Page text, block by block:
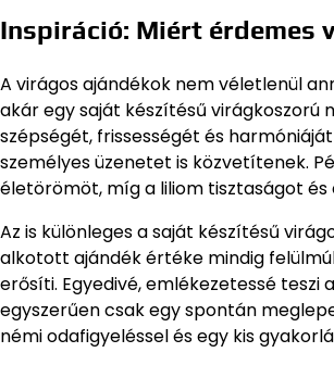
Inspiráció: Miért érdemes
A virágos ajándékok nem véletlenül
akár egy saját készítésű
szépségét, frissességét és
személyes üzenetet is közvetítenek.
életörömöt, míg a liliom tisztaságot és
Az is különleges a saját készítésű
alkotott ajándék értéke mindig
erősíti. Egyedivé, emlékezetessé teszi
egyszerűen csak egy spontán
némi odafigyeléssel és egy kis